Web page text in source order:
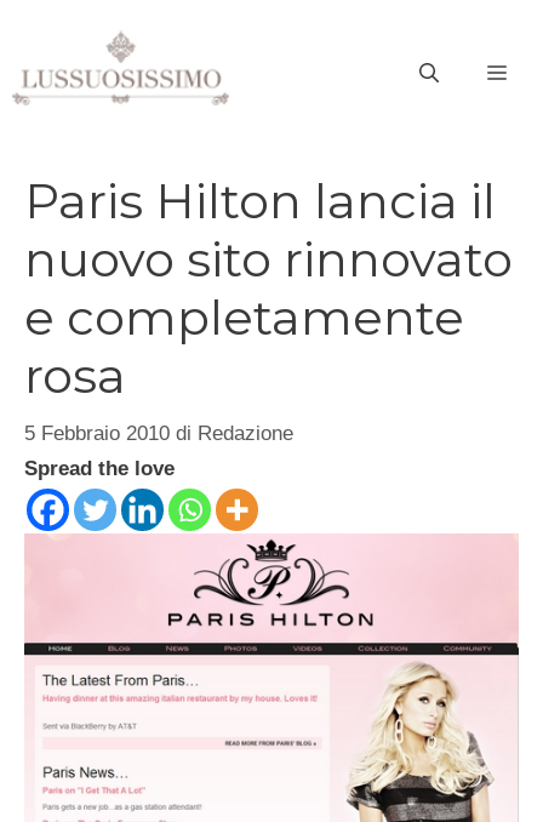
contenuto
Paris Hilton lancia il
nuovo sito rinnovato
e completamente
rosa
5 Febbraio 2010 di Redazione
Spread the love